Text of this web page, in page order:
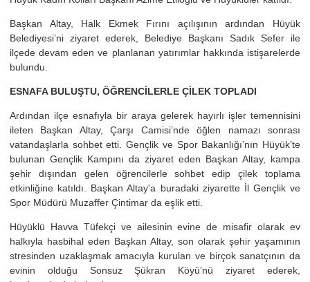
Başkan Altay, Halk Ekmek Fırını açılışının ardından Hüyük
Belediyesi’ni ziyaret ederek, Belediye Başkanı Sadık Sefer ile
ilçede devam eden ve planlanan yatırımlar hakkında istişarelerde
bulundu.
ESNAFA BULUŞTU, ÖĞRENCİLERLE ÇİLEK TOPLADI
Ardından ilçe esnafıyla bir araya gelerek hayırlı işler temennisini
ileten Başkan Altay, Çarşı Camisi’nde öğlen namazı sonrası
vatandaşlarla sohbet etti. Gençlik ve Spor Bakanlığı’nın Hüyük’te
bulunan Gençlik Kampını da ziyaret eden Başkan Altay, kampa
şehir dışından gelen öğrencilerle sohbet edip çilek toplama
etkinliğine katıldı. Başkan Altay'a buradaki ziyarette İl Gençlik ve
Spor Müdürü Muzaffer Çintimar da eşlik etti.
Hüyüklü Havva Tüfekçi ve ailesinin evine de misafir olarak ev
halkıyla hasbihal eden Başkan Altay, son olarak şehir yaşamının
stresinden uzaklaşmak amacıyla kurulan ve birçok sanatçının da
evinin olduğu Sonsuz Şükran Köyü’nü ziyaret ederek,